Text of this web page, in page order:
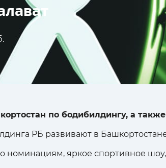
по бодибилдингу, а
РБ развивают в
номинациям, яркое спортивное